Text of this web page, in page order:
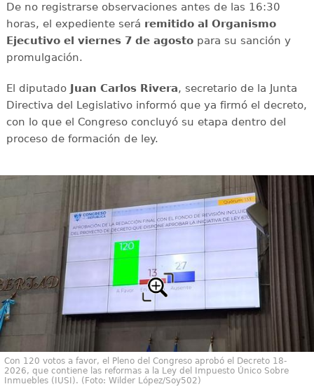
De no registrarse observaciones antes de las 16:30
horas, el expediente será remitido al Organismo
Ejecutivo el viernes 7 de agostopara su sanción y
promulgación.
El diputado Juan Carlos Rivera, secretario de la Junta
Directiva del Legislativo informó que ya firmó el decreto,
con lo que el Congreso concluyó su etapa dentro del
proceso de formación de ley.
Con 120 votos a favor, el Pleno del Congreso aprobó el Decreto 18-
2026, que contiene las reformas a la Ley del Impuesto Único Sobre
Inmuebles (IUSI). (Foto: Wilder López/Soy502)